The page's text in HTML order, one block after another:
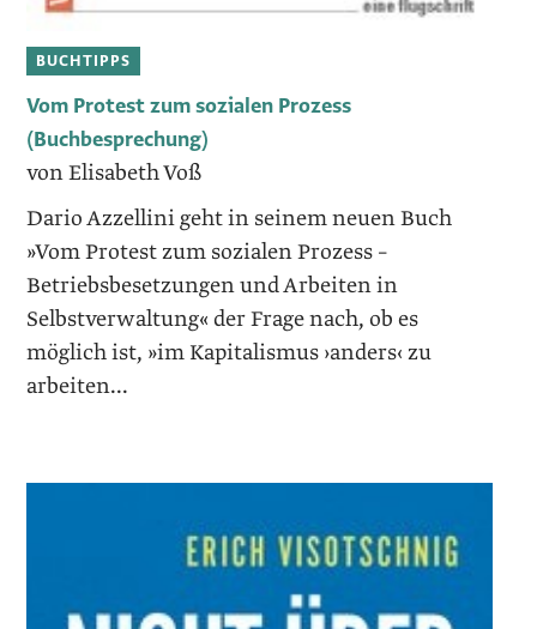
BUCHTIPPS
Vom Protest zum sozialen Prozess
(Buchbesprechung)
von Elisabeth Voß
Dario Azzellini geht in seinem neuen Buch
»Vom Protest zum sozialen Prozess –
Betriebsbesetzungen und Arbeiten in
Selbstverwaltung« der Frage nach, ob es
möglich ist, »im Kapitalismus ›anders‹ zu
arbeiten...